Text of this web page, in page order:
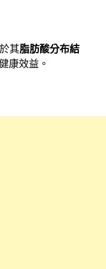
其脂肪酸分布結
康效益。